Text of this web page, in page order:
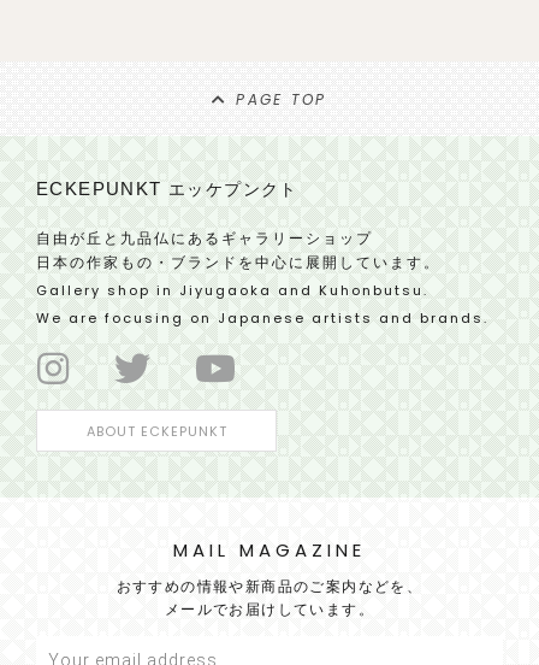
PAGE TOP
ECKEPUNKTエッケプンクト
自由が丘と九品仏にあるギャラリーショップ
日本の作家もの・ブランドを中心に展開しています。
Gallery shop in Jiyugaoka and Kuhonbutsu.
We are focusing on Japanese artists and brands.
ABOUT ECKEPUNKT
MAIL MAGAZINE
おすすめの情報や新商品のご案内などを、
メールでお届けしています。